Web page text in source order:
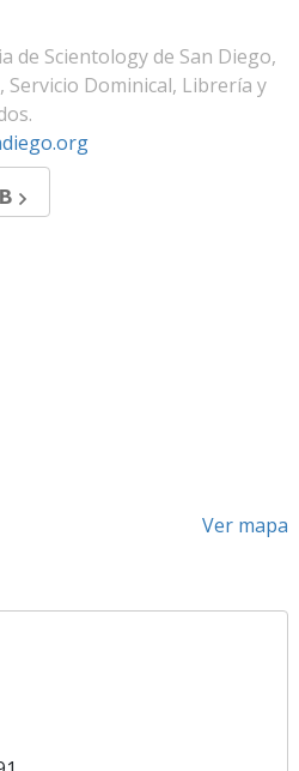
de Scientology de San Diego,
Servicio Dominical, Librería y
Ver mapa